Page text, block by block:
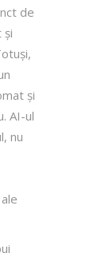
de
și
și
AI-ul
nu